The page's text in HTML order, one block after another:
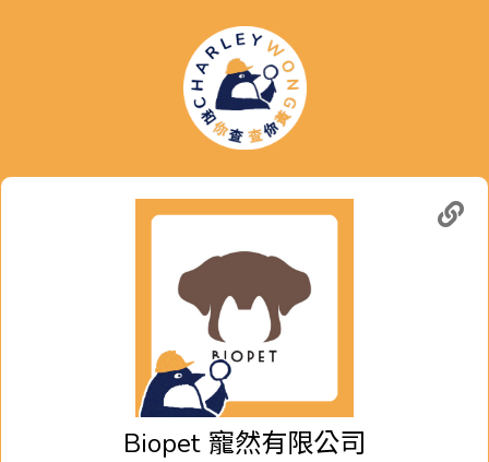
Biopet 寵然有限公司